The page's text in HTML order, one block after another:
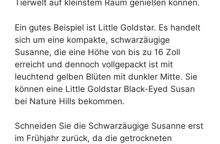
Tierwelt auf kleinstem Raum genießen können.
Ein gutes Beispiel ist Little Goldstar. Es handelt
sich um eine kompakte, schwarzäugige
Susanne, die eine Höhe von bis zu 16 Zoll
erreicht und dennoch vollgepackt ist mit
leuchtend gelben Blüten mit dunkler Mitte. Sie
können eine Little Goldstar Black-Eyed Susan
bei Nature Hills bekommen.
Schneiden Sie die Schwarzäugige Susanne erst
im Frühjahr zurück, da die getrockneten